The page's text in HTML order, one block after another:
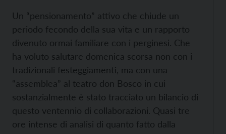
Un “pensionamento” attivo che chiude un
periodo fecondo della sua vita e un rapporto
divenuto ormai familiare con i perginesi. Che
ha voluto salutare domenica scorsa non con i
tradizionali festeggiamenti, ma con una
“assemblea” al teatro don Bosco in cui
sostanzialmente è stato tracciato un bilancio di
questo ventennio di collaborazioni. Quasi tre
ore intense di analisi di quanto fatto dalla